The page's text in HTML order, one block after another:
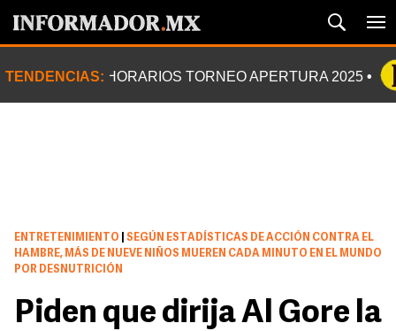
TENDENCIAS: HORARIOS TORNEO APERTURA 2025
ENTRETENIMIENTO
SEGÚN ESTADÍSTICAS DE ACCIÓN CONTRA EL
HAMBRE, MÁS DE NUEVE NIÑOS MUEREN CADA MINUTO EN EL MUNDO
POR DESNUTRICIÓN
Piden que dirija Al Gore la